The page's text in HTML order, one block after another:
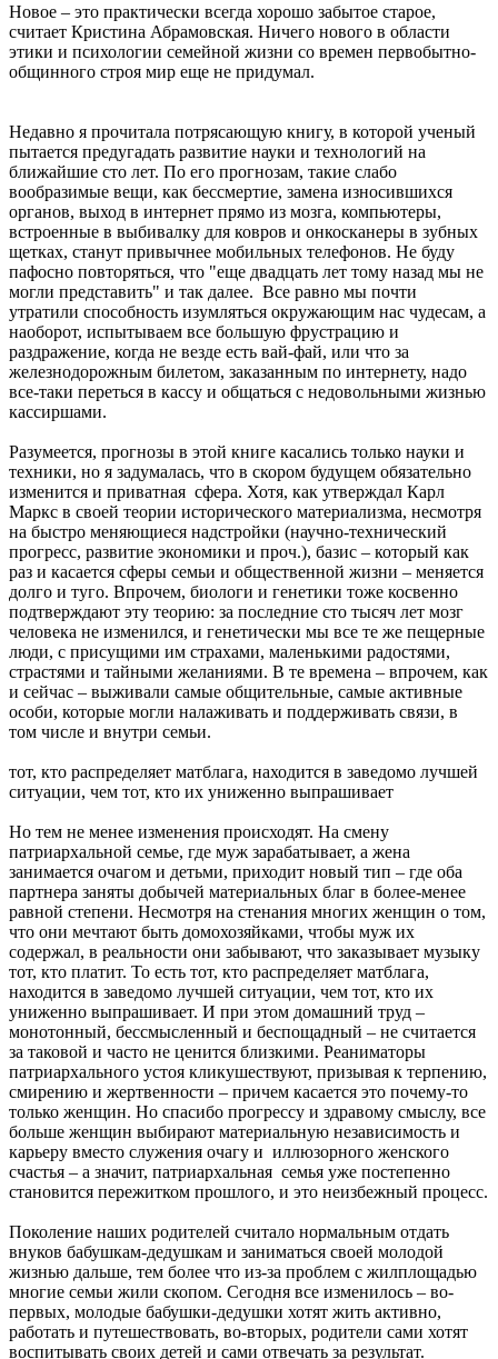
Новое – это практически всегда хорошо забытое старое,
считает Кристина Абрамовская. Ничего нового в области
этики и психологии семейной жизни со времен первобытно-
общинного строя мир еще не придумал.
Недавно я прочитала потрясающую книгу, в которой ученый
пытается предугадать развитие науки и технологий на
ближайшие сто лет. По его прогнозам, такие слабо
вообразимые вещи, как бессмертие, замена износившихся
органов, выход в интернет прямо из мозга, компьютеры,
встроенные в выбивалку для ковров и онкосканеры в зубных
щетках, станут привычнее мобильных телефонов. Не буду
пафосно повторяться, что "еще двадцать лет тому назад мы не
могли представить" и так далее. Все равно мы почти
утратили способность изумляться окружающим нас чудесам, а
наоборот, испытываем все большую фрустрацию и
раздражение, когда не везде есть вай-фай, или что за
железнодорожным билетом, заказанным по интернету, надо
все-таки переться в кассу и общаться с недовольными жизнью
кассиршами.
Разумеется, прогнозы в этой книге касались только науки и
техники, но я задумалась, что в скором будущем обязательно
изменится и приватная сфера. Хотя, как утверждал Карл
Маркс в своей теории исторического материализма, несмотря
на быстро меняющиеся надстройки (научно-технический
прогресс, развитие экономики и проч.), базис – который как
раз и касается сферы семьи и общественной жизни – меняется
долго и туго. Впрочем, биологи и генетики тоже косвенно
подтверждают эту теорию: за последние сто тысяч лет мозг
человека не изменился, и генетически мы все те же пещерные
люди, с присущими им страхами, маленькими радостями,
страстями и тайными желаниями. В те времена – впрочем, как
и сейчас – выживали самые общительные, самые активные
особи, которые могли налаживать и поддерживать связи, в
том числе и внутри семьи.
тот, кто распределяет матблага, находится в заведомо лучшей
ситуации, чем тот, кто их униженно выпрашивает
Но тем не менее изменения происходят. На смену
патриархальной семье, где муж зарабатывает, а жена
занимается очагом и детьми, приходит новый тип – где оба
партнера заняты добычей материальных благ в более-менее
равной степени. Несмотря на стенания многих женщин о том,
что они мечтают быть домохозяйками, чтобы муж их
содержал, в реальности они забывают, что заказывает музыку
тот, кто платит. То есть тот, кто распределяет матблага,
находится в заведомо лучшей ситуации, чем тот, кто их
униженно выпрашивает. И при этом домашний труд –
монотонный, бессмысленный и беспощадный – не считается
за таковой и часто не ценится близкими. Реаниматоры
патриархального устоя кликушествуют, призывая к терпению,
смирению и жертвенности – причем касается это почему-то
только женщин. Но спасибо прогрессу и здравому смыслу, все
больше женщин выбирают материальную независимость и
карьеру вместо служения очагу и иллюзорного женского
счастья – а значит, патриархальная семья уже постепенно
становится пережитком прошлого, и это неизбежный процесс.
Поколение наших родителей считало нормальным отдать
внуков бабушкам-дедушкам и заниматься своей молодой
жизнью дальше, тем более что из-за проблем с жилплощадью
многие семьи жили скопом. Сегодня все изменилось – во-
первых, молодые бабушки-дедушки хотят жить активно,
работать и путешествовать, во-вторых, родители сами хотят
воспитывать своих детей и сами отвечать за результат.